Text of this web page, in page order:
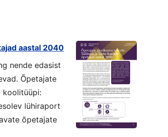
aastal 2040
nende edasist
Õpetajate
koolitüüpi:
lühiraport
õpetajate